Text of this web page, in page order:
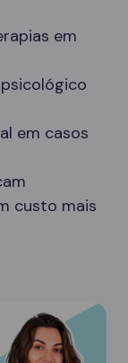
em
em casos
custo mais